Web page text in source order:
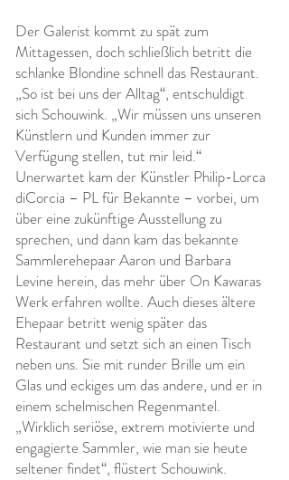
Der Galerist kommt zu spät zum
Mittagessen, doch schließlich betritt die
schlanke Blondine schnell das Restaurant.
„So ist bei uns der Alltag“, entschuldigt
sich Schouwink. „Wir müssen uns unseren
Künstlern und Kunden immer zur
Verfügung stellen, tut mir leid.“
Unerwartet kam der Künstler Philip-Lorca
diCorcia – PL für Bekannte – vorbei, um
über eine zukünftige Ausstellung zu
sprechen, und dann kam das bekannte
Sammlerehepaar Aaron und Barbara
Levine herein, das mehr über On Kawaras
Werk erfahren wollte. Auch dieses ältere
Ehepaar betritt wenig später das
Restaurant und setzt sich an einen Tisch
neben uns. Sie mit runder Brille um ein
Glas und eckiges um das andere, und er in
einem schelmischen Regenmantel.
„Wirklich seriöse, extrem motivierte und
engagierte Sammler, wie man sie heute
seltener findet“, flüstert Schouwink.